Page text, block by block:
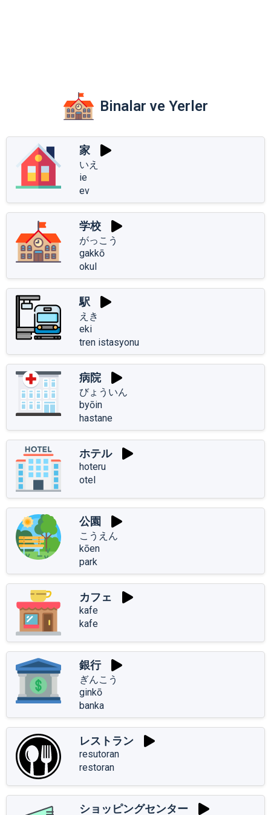
Binalar ve Yerler
家
いえ
ie
ev
学校
がっこう
gakkō
okul
駅
えき
eki
tren istasyonu
病院
びょういん
byōin
hastane
ホテル
hoteru
otel
公園
こうえん
kōen
park
カフェ
kafe
kafe
銀行
ぎんこう
ginkō
banka
レストラン
resutoran
restoran
ショッピングセンター